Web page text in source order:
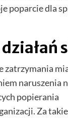
poparcie dla
zatrzymania
naruszenia
popierania
Za